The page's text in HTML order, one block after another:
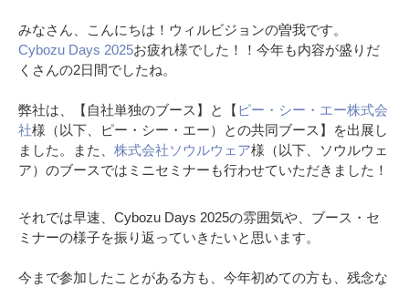
みなさん、こんにちは！ウィルビジョンの曽我です。
Cybozu Days 2025お疲れ様でした！！今年も内容が盛りだ
くさんの2日間でしたね。
弊社は、【自社単独のブース】と【 ピー・シー・エー株式会
社様（以下、ピー・シー・エー）との共同ブース】を出展し
ました。また、 株式会社ソウルウェア様（以下、ソウルウェ
ア）のブースではミニセミナーも行わせていただきました！
それでは早速、Cybozu Days 2025の雰囲気や、ブース・セ
ミナーの様子を振り返っていきたいと思います。
今まで参加したことがある方も、今年初めての方も、残念な